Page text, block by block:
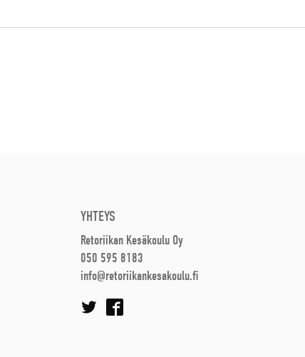
YHTEYS
Retoriikan Kesäkoulu Oy
050 595 8183
info@retoriikankesakoulu.fi